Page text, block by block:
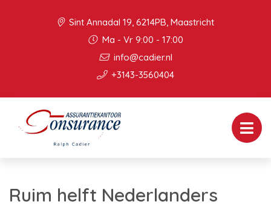
Sint Annadal 19, 6214PB, Maastricht
Ma - Vr 9:00 - 17:00
info@cadier.nl
+3143-3560404
Ruim helft Nederlanders